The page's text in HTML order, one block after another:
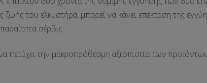
του ελκυστήρα, μπορεί να κάνει επέκταση της
σέρβις.
πετύχει την μακροπρόθεσμη αξιοπιστία των